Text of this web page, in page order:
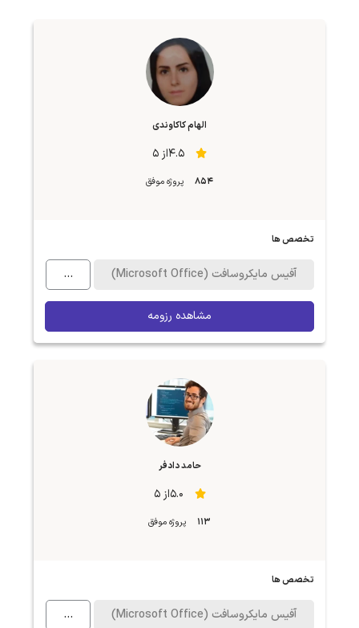
الهام کاکاوندی
4.5از 5
854 پروژه موفق
تخصص ها
آفیس مایکروسافت (Microsoft Office) ...
مشاهده رزومه
حامد دادفر
5.0از 5
113 پروژه موفق
تخصص ها
آفیس مایکروسافت (Microsoft Office) ...